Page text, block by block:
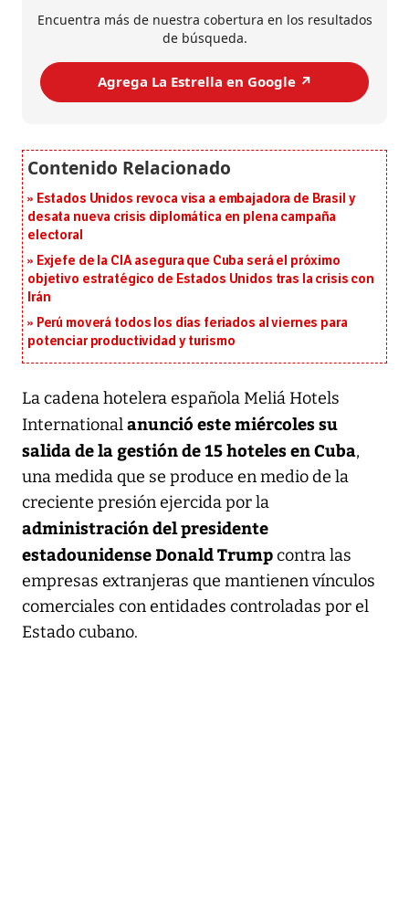
Encuentra más de nuestra cobertura en los resultados
de búsqueda.
Agrega La Estrella en Google ↗️
Estados Unidos revoca visa a embajadora de Brasil y
desata nueva crisis diplomática en plena campaña
electoral
Exjefe de la CIA asegura que Cuba será el próximo
objetivo estratégico de Estados Unidos tras la crisis con
Irán
Perú moverá todos los días feriados al viernes para
potenciar productividad y turismo
La cadena hotelera española Meliá Hotels
Internationalanunció este miércoles su
salida de la gestión de 15 hoteles en Cuba,
una medida que se produce en medio de la
creciente presión ejercida por la
administración del presidente
estadounidense Donald Trumpcontra las
empresas extranjeras que mantienen vínculos
comerciales con entidades controladas por el
Estado cubano.